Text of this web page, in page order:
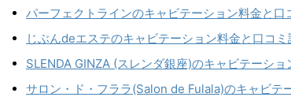
パーフェクトラインのキャビテーション料金と口
じぶんdeエステのキャビテーション料金と口コミ
SLENDA GINZA (スレンダ銀座)のキャビテーシ
サロン・ド・フララ(Salon de Fulala)のキャビテ